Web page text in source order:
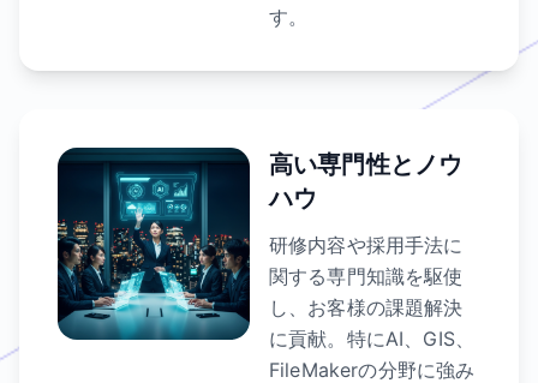
す。
高い専門性とノウ
ハウ
研修内容や採用手法に
関する専門知識を駆使
し、お客様の課題解決
に貢献。特にAI、GIS、
FileMakerの分野に強み